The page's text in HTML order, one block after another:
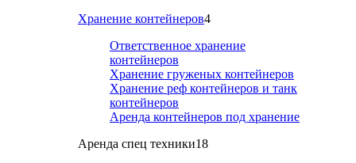
Хранение контейнеров4
Ответственное хранение
контейнеров
Хранение груженых контейнеров
Хранение реф контейнеров и танк
контейнеров
Аренда контейнеров под хранение
Аренда спец техники18